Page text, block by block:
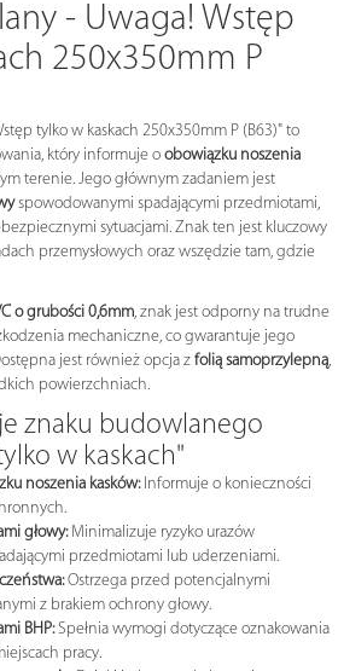
- Uwaga! Wstęp
250x350mm P
tylko w kaskach 250x350mm P (B63)" to
który informuje o obowiązku noszenia
terenie. Jego głównym zadaniem jest
spowodowanymi spadającymi przedmiotami,
sytuacjami. Znak ten jest kluczowy
przemysłowych oraz wszędzie tam, gdzie
o grubości 0,6mm, znak jest odporny na trudne
mechaniczne, co gwarantuje jego
jest również opcja z folią samoprzylepną,
powierzchniach.
znaku budowlanego
w kaskach"
noszenia kasków:Informuje o konieczności
głowy:Minimalizuje ryzyko urazów
przedmiotami lub uderzeniami.
Ostrzega przed potencjalnymi
z brakiem ochrony głowy.
BHP:Spełnia wymogi dotyczące oznakowania
pracy.